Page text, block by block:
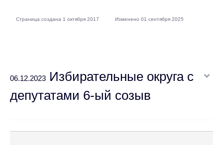
06.12.2023 Избирательные округа с
депутатами 6-ый созыв
Страница создана 1 октября 2017 Изменено 01 сентября 2025